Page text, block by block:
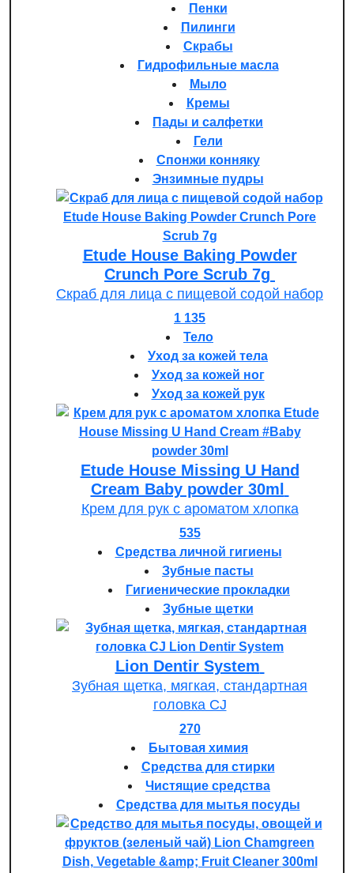
Пенки
Пилинги
Скрабы
Гидрофильные масла
Мыло
Кремы
Пады и салфетки
Гели
Спонжи конняку
Энзимные пудры
Etude House Baking Powder
Crunch Pore Scrub 7g
Скраб для лица с пищевой содой набор
1 135
Тело
Уход за кожей тела
Уход за кожей ног
Уход за кожей рук
Etude House Missing U Hand
Cream Baby powder 30ml
Крем для рук с ароматом хлопка
535
Средства личной гигиены
Зубные пасты
Гигиенические прокладки
Зубные щетки
Lion Dentir System
Зубная щетка, мягкая, стандартная
головка СJ
270
Бытовая химия
Средства для стирки
Чистящие средства
Средства для мытья посуды